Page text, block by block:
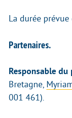
La durée prévue
Partenaires.
Responsable du
Bretagne,
001 461).